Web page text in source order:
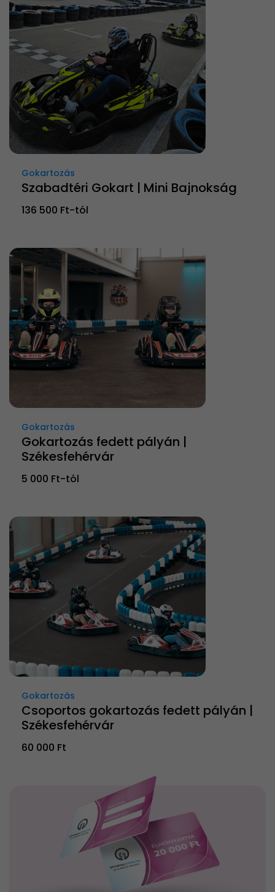
Gokartozás
Szabadtéri Gokart | Mini Bajnokság
136 500 Ft-tól
Gokartozás
Gokartozás fedett pályán |
Székesfehérvár
5 000 Ft-tól
Gokartozás
Csoportos gokartozás fedett pályán |
Székesfehérvár
60 000 Ft